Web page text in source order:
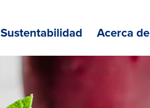
Sustentabilidad Acerca de